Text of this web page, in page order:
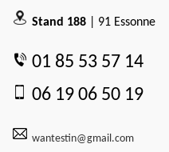
Stand 188 | 91 Essonne
01 85 53 57 14
06 19 06 50 19
wantestin@gmail.com